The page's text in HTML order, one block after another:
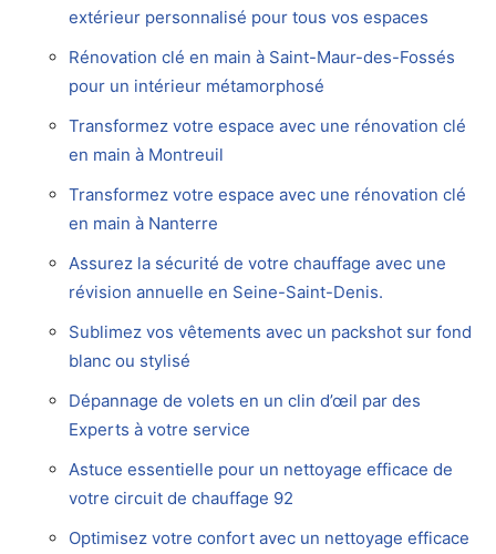
extérieur personnalisé pour tous vos espaces
Rénovation clé en main à Saint-Maur-des-Fossés
pour un intérieur métamorphosé
Transformez votre espace avec une rénovation clé
en main à Montreuil
Transformez votre espace avec une rénovation clé
en main à Nanterre
Assurez la sécurité de votre chauffage avec une
révision annuelle en Seine-Saint-Denis.
Sublimez vos vêtements avec un packshot sur fond
blanc ou stylisé
Dépannage de volets en un clin d’œil par des
Experts à votre service
Astuce essentielle pour un nettoyage efficace de
votre circuit de chauffage 92
Optimisez votre confort avec un nettoyage efficace